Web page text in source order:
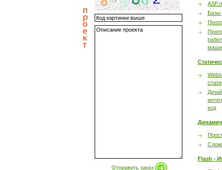
Отправить заказ
Базы
код
Flash -